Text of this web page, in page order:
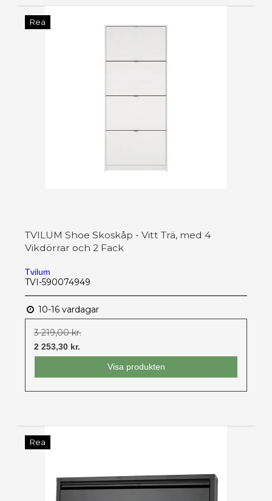
Rea
TVILUM Shoe Skoskåp - Vitt Trä, med 4
Vikdörrar och 2 Fack
Tvilum
TVI-590074949
10-16 vardagar
3 219,00 kr.
2 253,30 kr.
Visa produkten
Rea